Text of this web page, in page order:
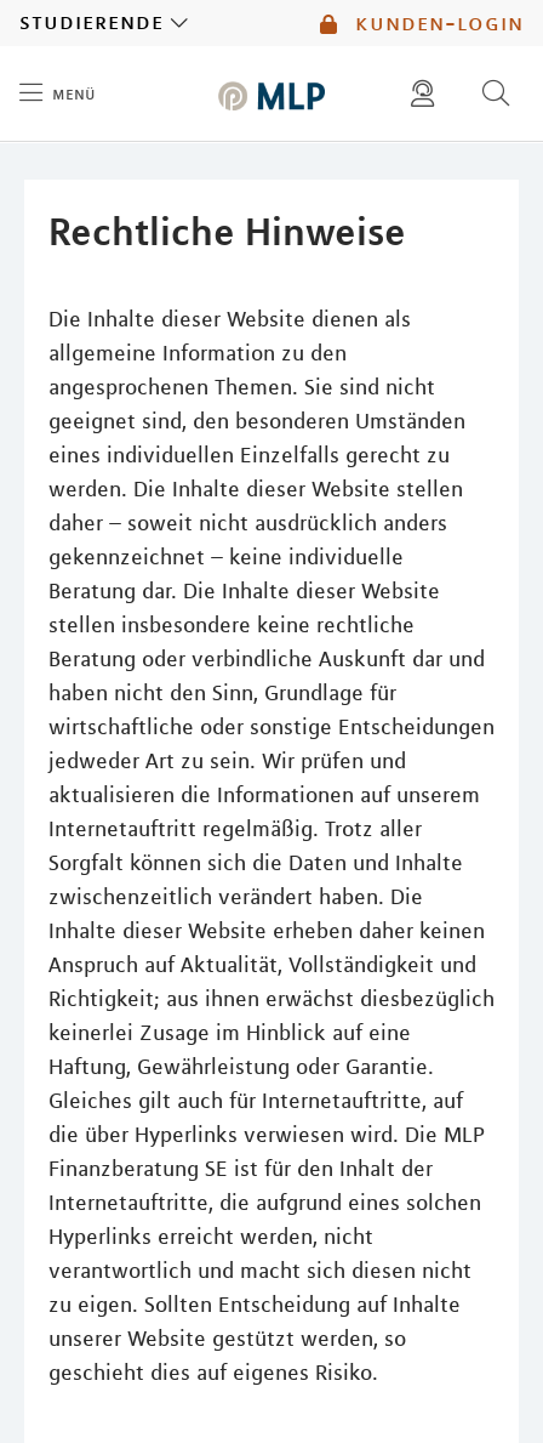
kunden-login
studierende
menü
Rechtliche Hinweise
Die Inhalte dieser Website dienen als
allgemeine Information zu den
angesprochenen Themen. Sie sind nicht
geeignet sind, den besonderen Umständen
eines individuellen Einzelfalls gerecht zu
werden. Die Inhalte dieser Website stellen
daher – soweit nicht ausdrücklich anders
gekennzeichnet – keine individuelle
Beratung dar. Die Inhalte dieser Website
stellen insbesondere keine rechtliche
Beratung oder verbindliche Auskunft dar und
haben nicht den Sinn, Grundlage für
wirtschaftliche oder sonstige Entscheidungen
jedweder Art zu sein. Wir prüfen und
aktualisieren die Informationen auf unserem
Internetauftritt regelmäßig. Trotz aller
Sorgfalt können sich die Daten und Inhalte
zwischenzeitlich verändert haben. Die
Inhalte dieser Website erheben daher keinen
Anspruch auf Aktualität, Vollständigkeit und
Richtigkeit; aus ihnen erwächst diesbezüglich
keinerlei Zusage im Hinblick auf eine
Haftung, Gewährleistung oder Garantie.
Gleiches gilt auch für Internetauftritte, auf
die über Hyperlinks verwiesen wird. Die MLP
Finanzberatung SE ist für den Inhalt der
Internetauftritte, die aufgrund eines solchen
Hyperlinks erreicht werden, nicht
verantwortlich und macht sich diesen nicht
zu eigen. Sollten Entscheidung auf Inhalte
unserer Website gestützt werden, so
geschieht dies auf eigenes Risiko.